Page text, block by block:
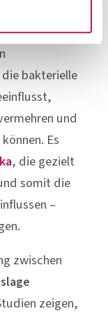
bakterielle
und
Es
, die gezielt
somit die
–
zwischen
zeigen,
und
unserer